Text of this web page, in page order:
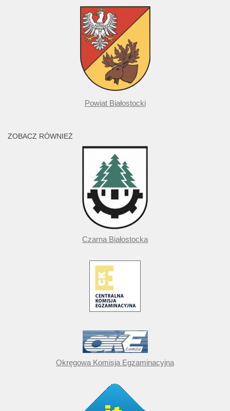
Powiat Białostocki
ZOBACZ RÓWNIEŻ
Czarna Białostocka
Okręgowa Komisja Egzaminacyjna